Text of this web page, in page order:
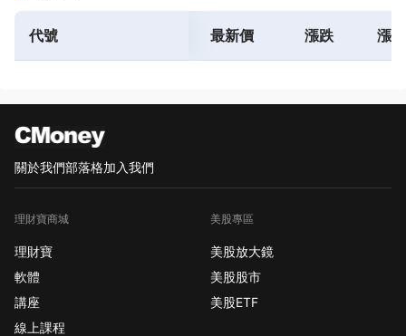
代號 最新價 漲跌 漲
關於我們部落格加入我們
理財寶商城
理財寶
軟體
講座
線上課程
美股專區
美股放大鏡
美股股市
美股ETF